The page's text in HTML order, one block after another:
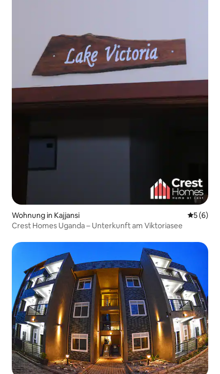
Wohnung in Kajjansi
5 (6)
Crest Homes Uganda – Unterkunft am Viktoriasee